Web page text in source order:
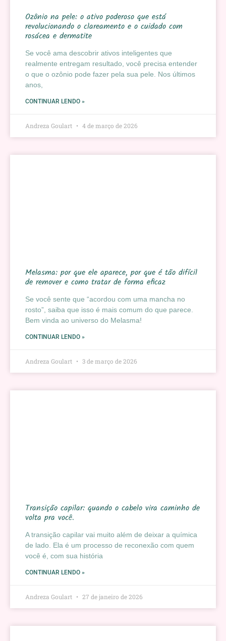
Ozônio na pele: o ativo poderoso que está
revolucionando o clareamento e o cuidado com
rosácea e dermatite
Se você ama descobrir ativos inteligentes que
realmente entregam resultado, você precisa entender
o que o ozônio pode fazer pela sua pele. Nos últimos
anos,
CONTINUAR LENDO »
Andreza Goulart 4 de março de 2026
Melasma: por que ele aparece, por que é tão difícil
de remover e como tratar de forma eficaz
Se você sente que “acordou com uma mancha no
rosto”, saiba que isso é mais comum do que parece.
Bem vinda ao universo do Melasma!
CONTINUAR LENDO »
Andreza Goulart 3 de março de 2026
Transição capilar: quando o cabelo vira caminho de
volta pra você.
A transição capilar vai muito além de deixar a química
de lado. Ela é um processo de reconexão com quem
você é, com sua história
CONTINUAR LENDO »
Andreza Goulart 27 de janeiro de 2026